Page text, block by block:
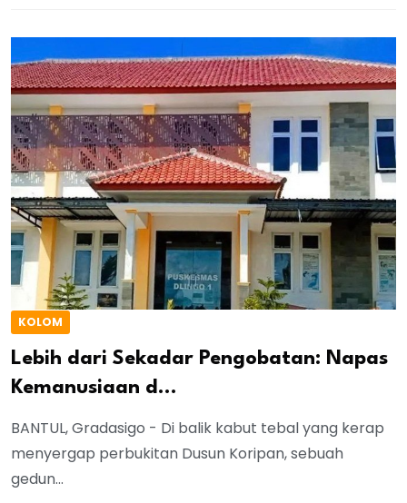
KOLOM
Lebih dari Sekadar Pengobatan: Napas
Kemanusiaan d...
BANTUL, Gradasigo - Di balik kabut tebal yang kerap
menyergap perbukitan Dusun Koripan, sebuah
gedun...